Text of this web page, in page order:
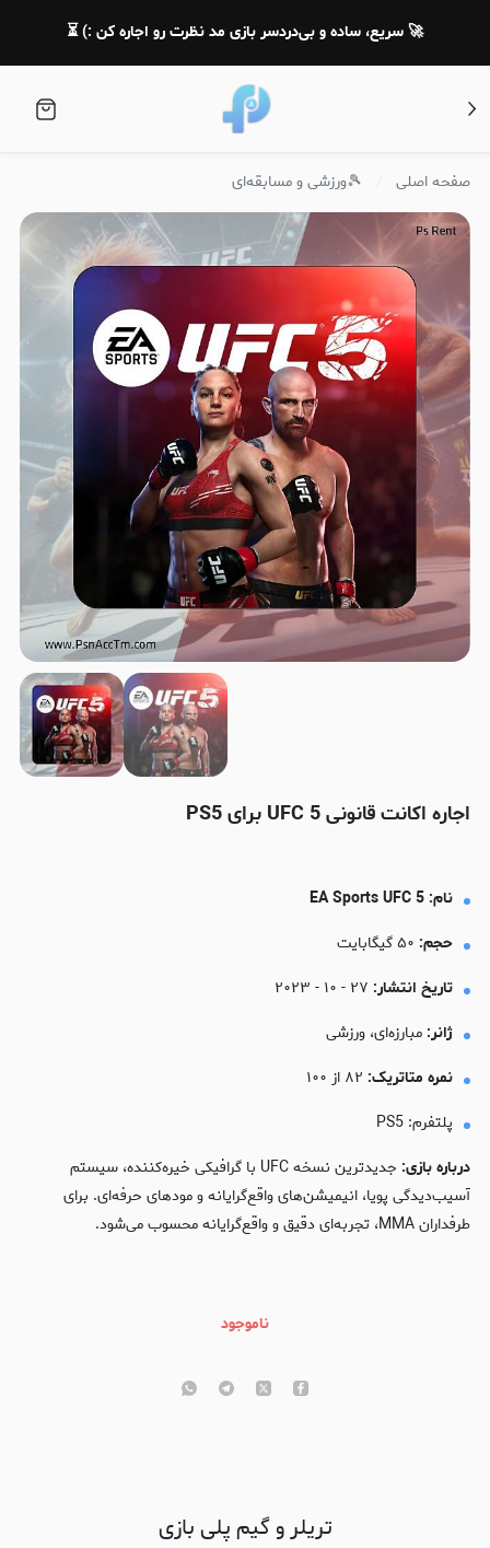
🚀 سریع، ساده و بی‌دردسر بازی مد نظرت رو اجاره کن :) ⏳
صفحه اصلی 🎾ورزشی و مسابقه‌ای
اجاره اکانت قانونی UFC 5 برای PS5
نام: EA Sports UFC 5
حجم:
تاریخ انتشار: ۲۷ - ۱۰ - ۲۰۲۳
ژانر: مبارزه‌ای، ورزشی
نمره متاتریک: ۸۲ از ۱۰۰
پلتفرم: PS5
درباره بازی:
جدیدترین نسخه UFC با گرافیکی خیره‌کننده، سیستم
آسیب‌دیدگی پویا، انیمیشن‌های واقع‌گرایانه و مودهای حرفه‌ای. برای
طرفداران MMA، تجربه‌ای دقیق و واقع‌گرایانه محسوب می‌شود.
ناموجود
تریلر و گیم پلی بازی